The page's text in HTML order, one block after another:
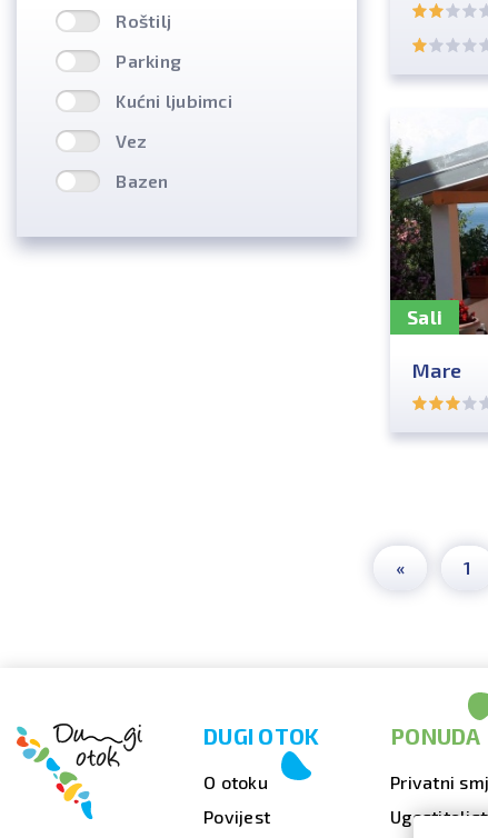
Roštilj
Parking
Kućni ljubimci
Vez
Bazen
Sali
Mare
« 1
DUGI OTOK
O otoku
Povijest
PONUDA
Privatni